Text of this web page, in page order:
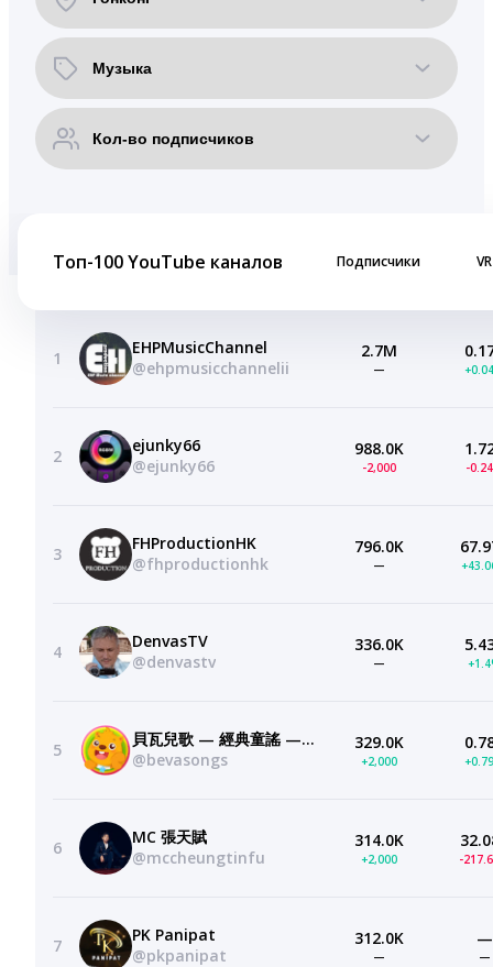
Топ-100 YouTube каналов Подписчики VR
1
EHPMusicChannel
@ehpmusicchannelii
2.7M
—
2
ejunky66
@ejunky66
988.0K
-2,000 -
3
FHProductionHK
@fhproductionhk
796.0K
—
4
DenvasTV
@denvastv
336.0K
—
5
貝瓦兒歌 — 經典童謠 — 卡通動畫 — 最好的儿歌
@bevasongs
329.0K
+2,000
6
MC 張天賦
@mccheungtinfu
314.0K
+2,000 -
7
PK Panipat
@pkpanipat
312.0K
—
—
—